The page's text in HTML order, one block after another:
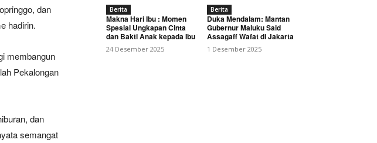
dan
hadirin.
membangun
Pekalongan
dan
semangat
Berita
Makna Hari Ibu : Momen
Spesial Ungkapan Cinta
dan Bakti Anak kepada Ibu
24 Desember 2025
Berita
Duka Mendalam: Mantan
Gubernur Maluku Said
Assagaff Wafat di Jakarta
1 Desember 2025